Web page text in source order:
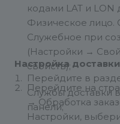
кодами LAT и LON
Физическое лицо.
Служебное при
(Настройки →
свойств);
Перейдите на
→ Обработка
Настройки,
Настройка доставки
Перейдите в
Службы доставки
панели;